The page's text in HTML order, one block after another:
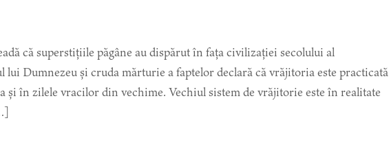
că superstițiile păgâne au dispărut în fața civilizației secolului al
lui Dumnezeu și cruda mărturie a faptelor declară că vrăjitoria este practicată
și în zilele vracilor din vechime. Vechiul sistem de vrăjitorie este în realitate